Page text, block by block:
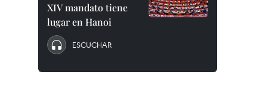
XIV mandato tiene
lugar en Hanoi
ESCUCHAR